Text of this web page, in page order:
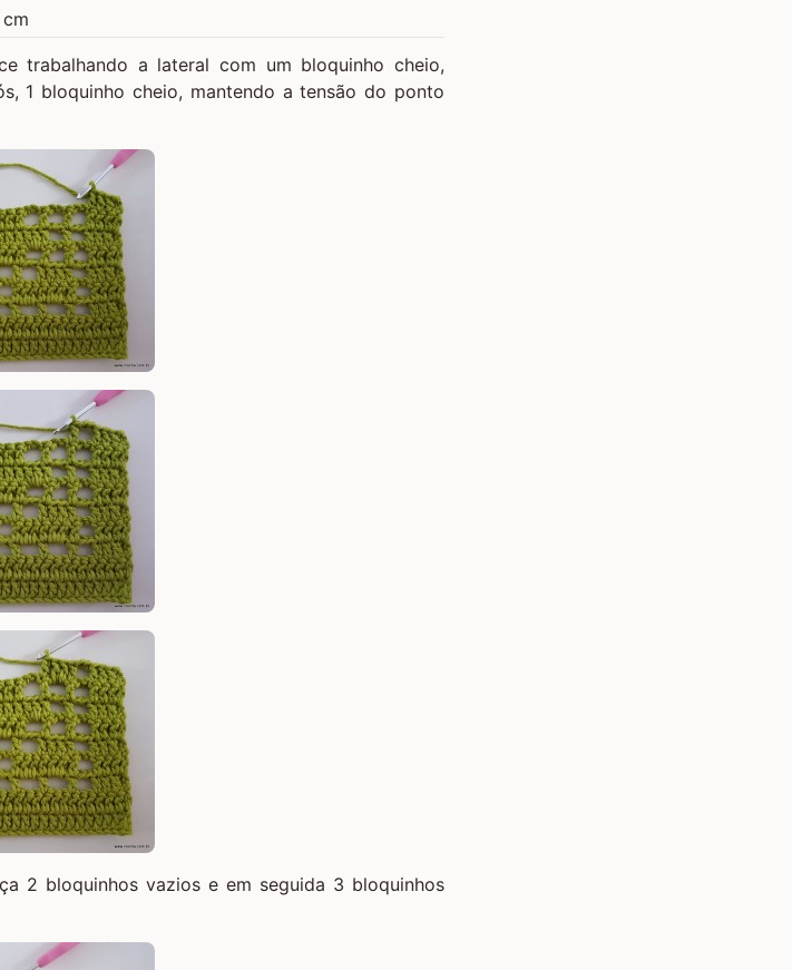
trabalhando a lateral com um bloquinho cheio,
1 bloquinho cheio, mantendo a tensão do ponto
2 bloquinhos vazios e em seguida 3 bloquinhos